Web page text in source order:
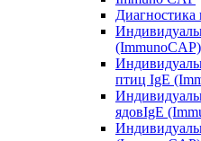
(ImmunoCAP)
птиц IgE
ядовIgE